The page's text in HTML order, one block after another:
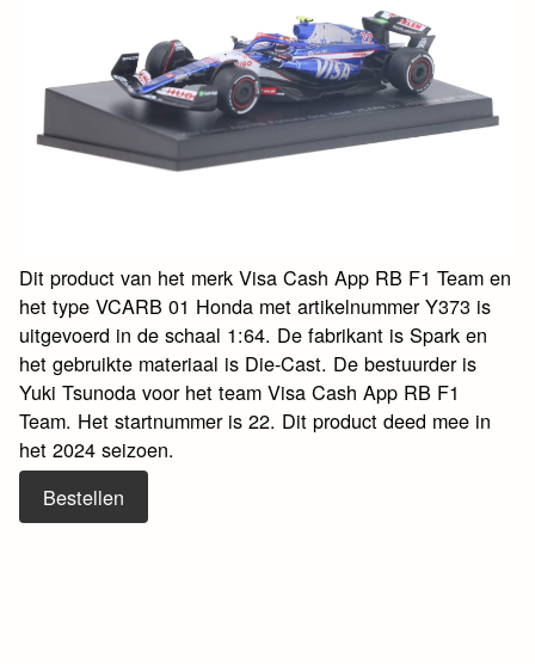
Dit product van het merk Visa Cash App RB F1 Team en
het type VCARB 01 Honda met artikelnummer Y373 is
uitgevoerd in de schaal 1:64. De fabrikant is Spark en
het gebruikte materiaal is Die-Cast. De bestuurder is
Yuki Tsunoda voor het team Visa Cash App RB F1
Team. Het startnummer is 22. Dit product deed mee in
het 2024 seizoen.
Bestellen